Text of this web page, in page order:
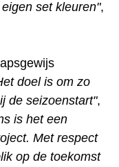
set kleuren",
doel is om zo
de seizoenstart",
is het een
Met respect
op de toekomst